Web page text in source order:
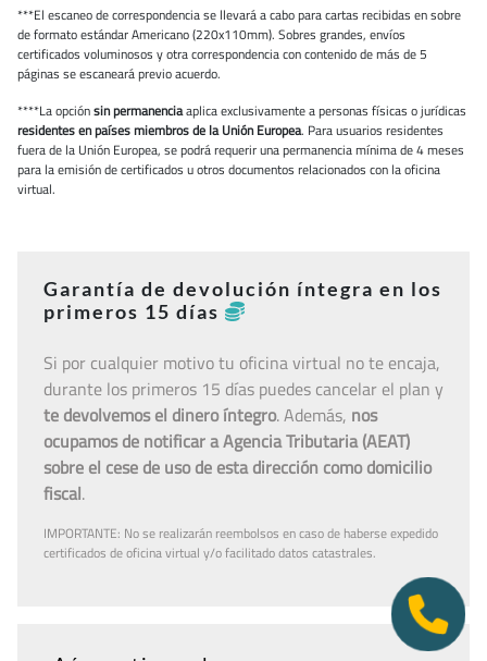
***El escaneo de correspondencia se llevará a cabo para cartas recibidas en sobre
de formato estándar Americano (220x110mm). Sobres grandes, envíos
certificados voluminosos y otra correspondencia con contenido de más de 5
páginas se escaneará previo acuerdo.
****La opciónsin permanenciaaplica exclusivamente a personas físicas o jurídicas
residentes en países miembros de la Unión Europea. Para usuarios residentes
fuera de la Unión Europea, se podrá requerir una permanencia mínima de 4 meses
para la emisión de certificados u otros documentos relacionados con la oficina
virtual.
Garantía de devolución íntegra en los
primeros 15 días
Si por cualquier motivo tu oficina virtual no te encaja,
durante los primeros 15 días puedes cancelar el plan y
te devolvemos el dinero íntegro. Además, nos
ocupamos de notificar a Agencia Tributaria (AEAT)
sobre el cese de uso de esta dirección como domicilio
fiscal.
IMPORTANTE: No se realizarán reembolsos en caso de haberse expedido
certificados de oficina virtual y/o facilitado datos catastrales.